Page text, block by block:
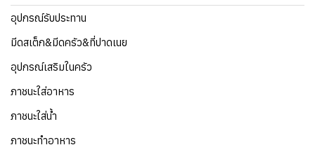
อุปกรณ์รับประทาน
มีดสเต็ก&มีดครัว&ที่ปาดเนย
อุปกรณ์เสริมในครัว
ภาชนะใส่อาหาร
ภาชนะใส่น้ำ
ภาชนะทำอาหาร